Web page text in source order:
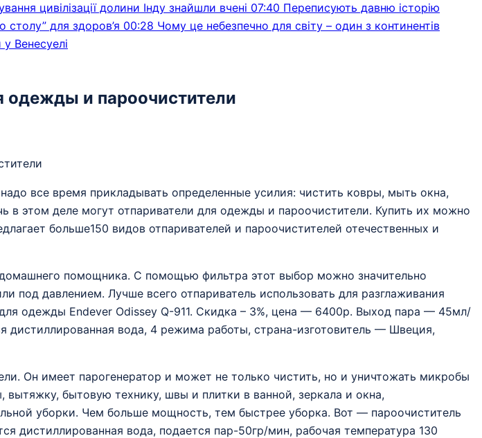
цивілізації долини Інду знайшли вчені 07:40 Переписують давню історію
для здоров’я 00:28 Чому це небезпечно для світу – один з континентів
Венесуелі
одежды и пароочистители
все время прикладывать определенные усилия: чистить ковры, мыть окна,
этом деле могут отпариватели для одежды и пароочистители. Купить их можно
больше150 видов отпаривателей и пароочистителей отечественных и
помощника. С помощью фильтра этот выбор можно значительно
давлением. Лучше всего отпариватель использовать для разглаживания
одежды Endever Odissey Q-911. Cкидка – 3%, цена — 6400р. Выход пара — 45мл/
дистиллированная вода, 4 режима работы, страна-изготовитель — Швеция,
Он имеет парогенератор и может не только чистить, но и уничтожать микробы
бытовую технику, швы и плитки в ванной, зеркала и окна,
уборки. Чем больше мощность, тем быстрее уборка. Вот — пароочиститель
дистиллированная вода, подается пар-50гр/мин, рабочая температура 130